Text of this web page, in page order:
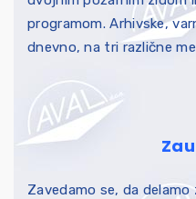
programom. Arhivske,
dnevno, na tri različne
Zavedamo se, da